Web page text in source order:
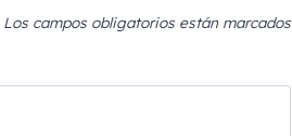
Los campos obligatorios están marcados